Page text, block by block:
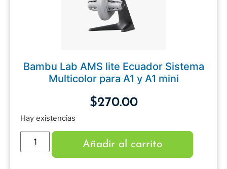
Bambu Lab AMS lite Ecuador Sistema
Multicolor para A1 y A1 mini
$270.00
Hay existencias
Añadir al carrito